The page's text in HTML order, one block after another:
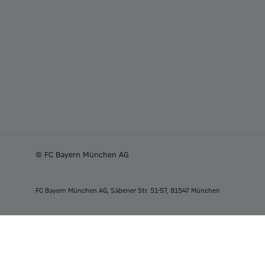
© FC Bayern München AG
FC Bayern München AG, Säbener Str. 51-57, 81547 München